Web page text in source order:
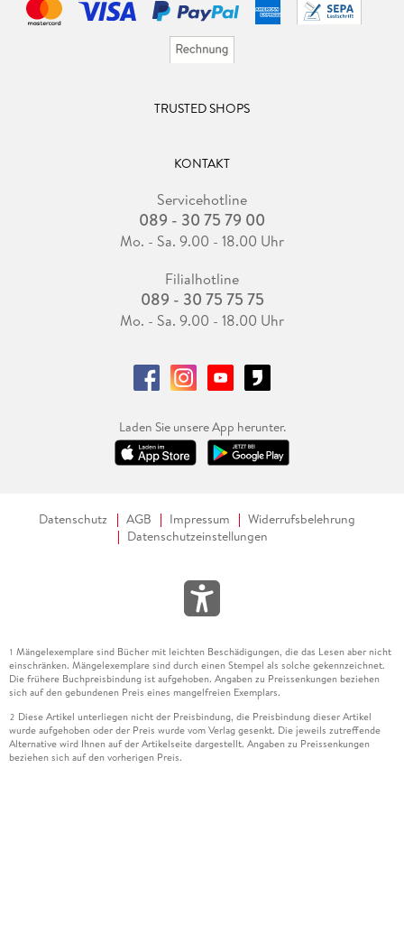
TRUSTED SHOPS
KONTAKT
Servicehotline
089 - 30 75 79 00
Mo. - Sa. 9.00 - 18.00 Uhr
Filialhotline
089 - 30 75 75 75
Mo. - Sa. 9.00 - 18.00 Uhr
Laden Sie unsere App herunter.
Datenschutz AGB Impressum
Widerrufsbelehrung
Datenschutzeinstellungen
1 Mängelexemplare sind Bücher mit leichten Beschädigungen, die das Lesen aber nicht
einschränken. Mängelexemplare sind durch einen Stempel als solche gekennzeichnet.
Die frühere Buchpreisbindung ist aufgehoben. Angaben zu Preissenkungen beziehen
sich auf den gebundenen Preis eines mangelfreien Exemplars.
2 Diese Artikel unterliegen nicht der Preisbindung, die Preisbindung dieser Artikel
wurde aufgehoben oder der Preis wurde vom Verlag gesenkt. Die jeweils zutreffende
Alternative wird Ihnen auf der Artikelseite dargestellt. Angaben zu Preissenkungen
beziehen sich auf den vorherigen Preis.